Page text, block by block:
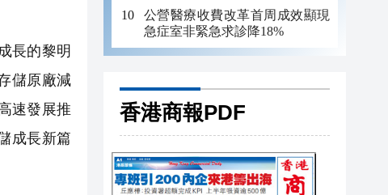
長的黎明
儲原廠減
速發展推
成長新篇
公營醫療收費改革首周成效顯現
急症室非緊急求診降18%
香港商報PDF